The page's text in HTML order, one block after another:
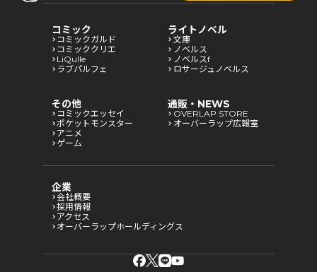
コミック
コミックガルド
コミッククリエ
LiQulle
ラブパルフェ
ライトノベル
文庫
ノベルス
ノベルスf
ロサージュノベルス
その他
コミックエッセイ
ポケットモンスター
アニメ
ゲーム
通販・NEWS
OVERLAP STORE
オーバーラップ広報室
企業
会社概要
採用情報
アクセス
オーバーラップホールディングス